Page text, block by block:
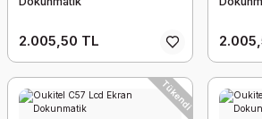
2.005,50 TL
Tükendi